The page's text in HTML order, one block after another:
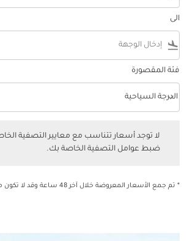
الى
flight_land
فئة المقصورة
فئة المقصورة option الدرجة السياحية Selected
الدرجة السياحية
keyboard_arrow_down
لا توجد أسعار تتناسب مع معايير التصفية
ضبط عوامل التصفية الخاصة بك.
* تم جمع الأسعار المعروضة خلال آخر 48 ساعة وقد لا تكون متاحة وقت الحجز.